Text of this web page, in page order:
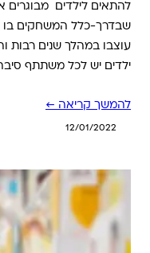
להתאים לילדים מבוגרים
שבדרך-כלל המשחקים בו
עוצבו במהלך שנים רבות
ילדים יש לכל משתתף
להמשך קריאה ←
12/01/2022